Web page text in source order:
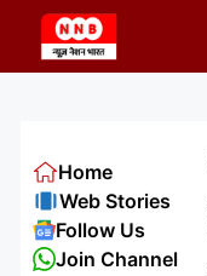
content
Home
Web Stories
Follow Us
Join Channel